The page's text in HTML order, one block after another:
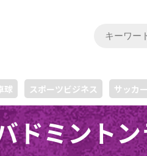
球 スポーツビジネス サッカー
ドミント